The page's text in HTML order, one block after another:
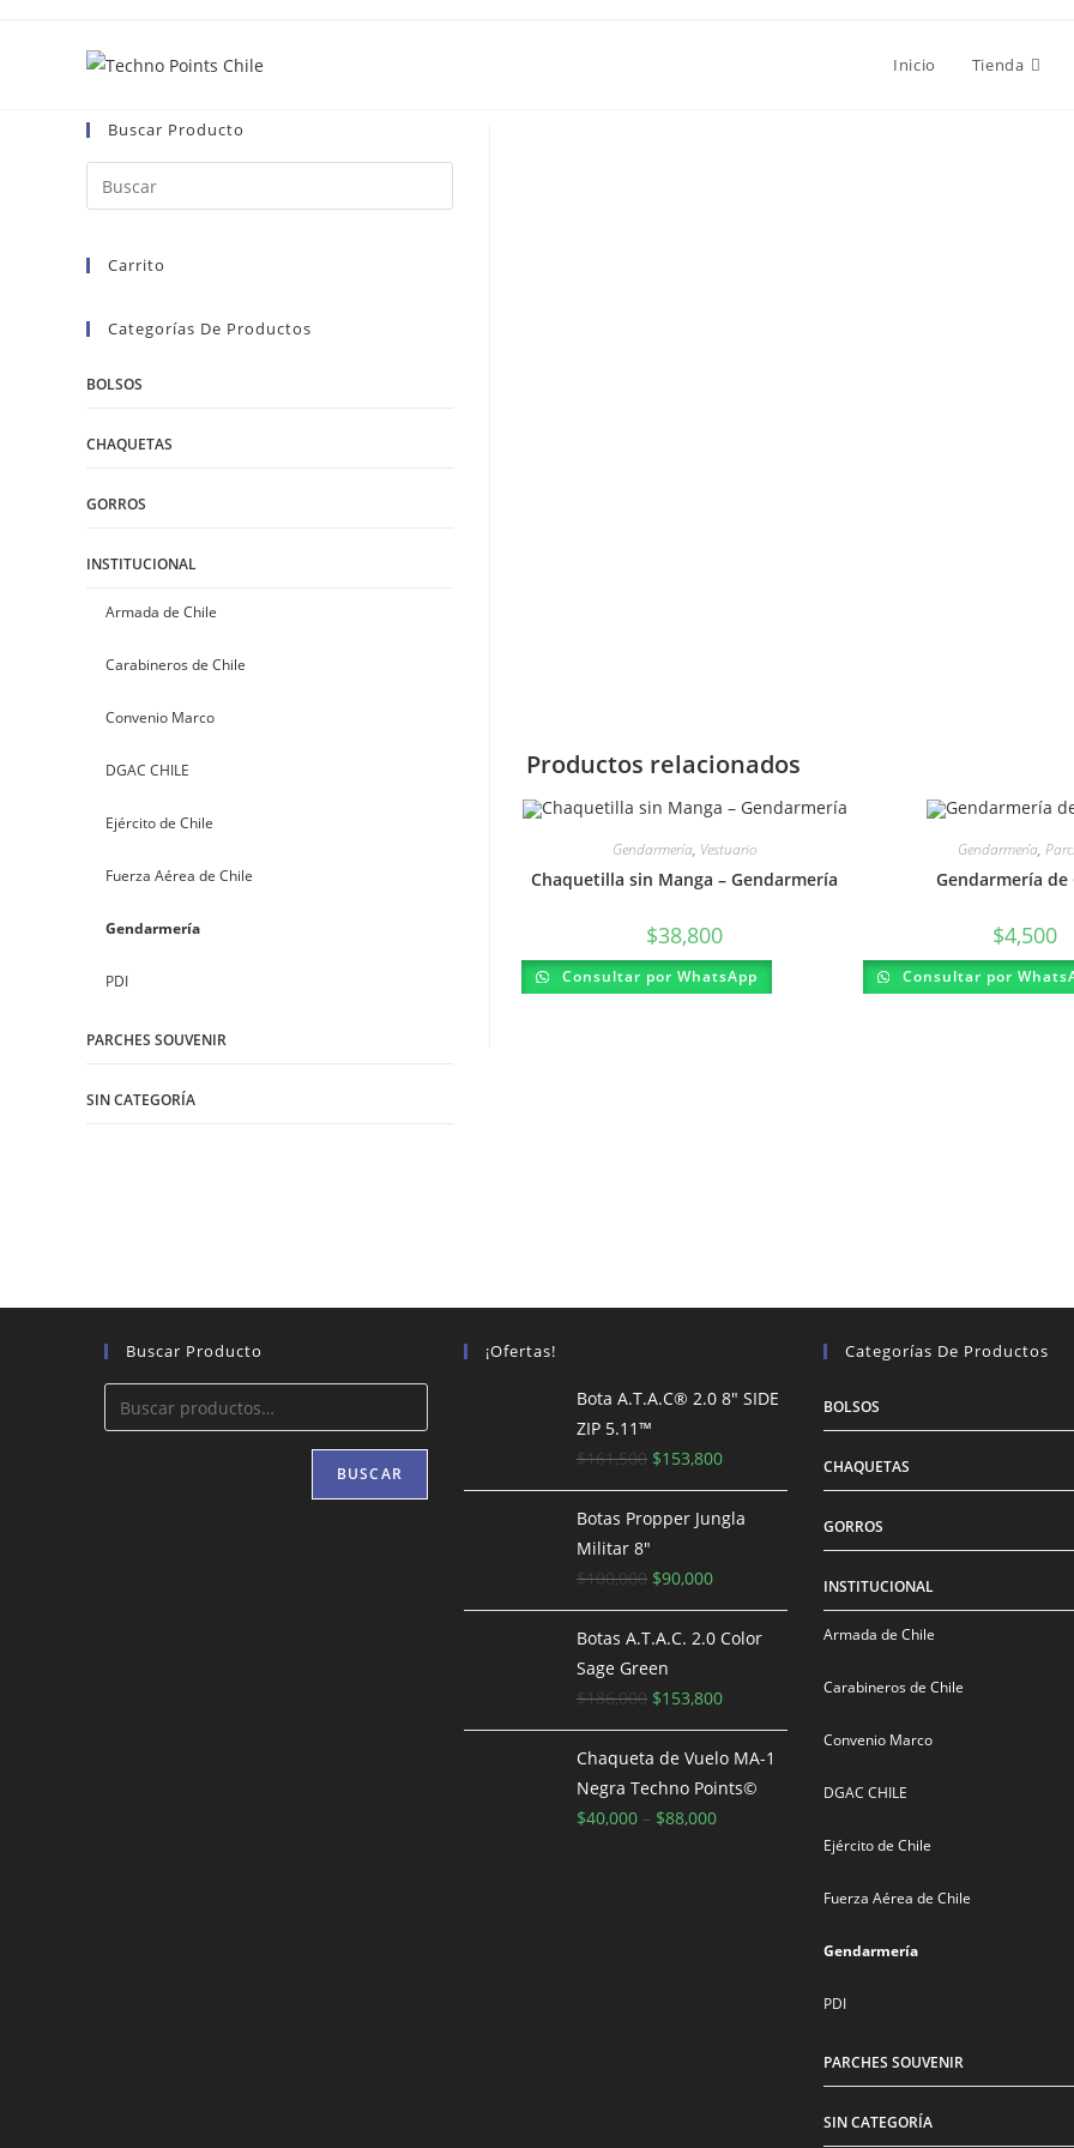
Inicio Tienda
Productos relacionados
Gendarmería, Vestuario
Chaquetilla sin Manga – Gendarmería
$38,800
Este
producto
tiene
Consultar por WhatsApp
Gendarmería,
Gendarmería de
$4,500
Consultar por
Buscar Producto
Carrito
Categorías De Productos
BOLSOS
CHAQUETAS
GORROS
INSTITUCIONAL
Armada de Chile
Carabineros de Chile
Convenio Marco
DGAC CHILE
Ejército de Chile
Fuerza Aérea de Chile
Gendarmería
PDI
PARCHES SOUVENIR
SIN CATEGORÍA
Buscar Producto
BUSCAR
¡Ofertas!
Bota A.T.A.C® 2.0 8″ SIDE
ZIP 5.11™
$161,500 El
precio
original
$161,500.
$153,800El
precio
actual
Botas Propper Jungla
Militar 8"
$100,000 El
precio
original
era:
$100,000.
$90,000El
precio
actual
$90,000.
Botas A.T.A.C. 2.0 Color
Sage Green
$186,000 El
precio
original
era:
$186,000.
$153,800El
precio
actual
es:
Chaqueta de Vuelo MA-1
Negra Techno Points©
$40,000 – $88,000
Categorías De Productos
BOLSOS
CHAQUETAS
GORROS
INSTITUCIONAL
Armada de Chile
Carabineros de Chile
Convenio Marco
DGAC CHILE
Ejército de Chile
Fuerza Aérea de Chile
Gendarmería
PDI
PARCHES SOUVENIR
SIN CATEGORÍA